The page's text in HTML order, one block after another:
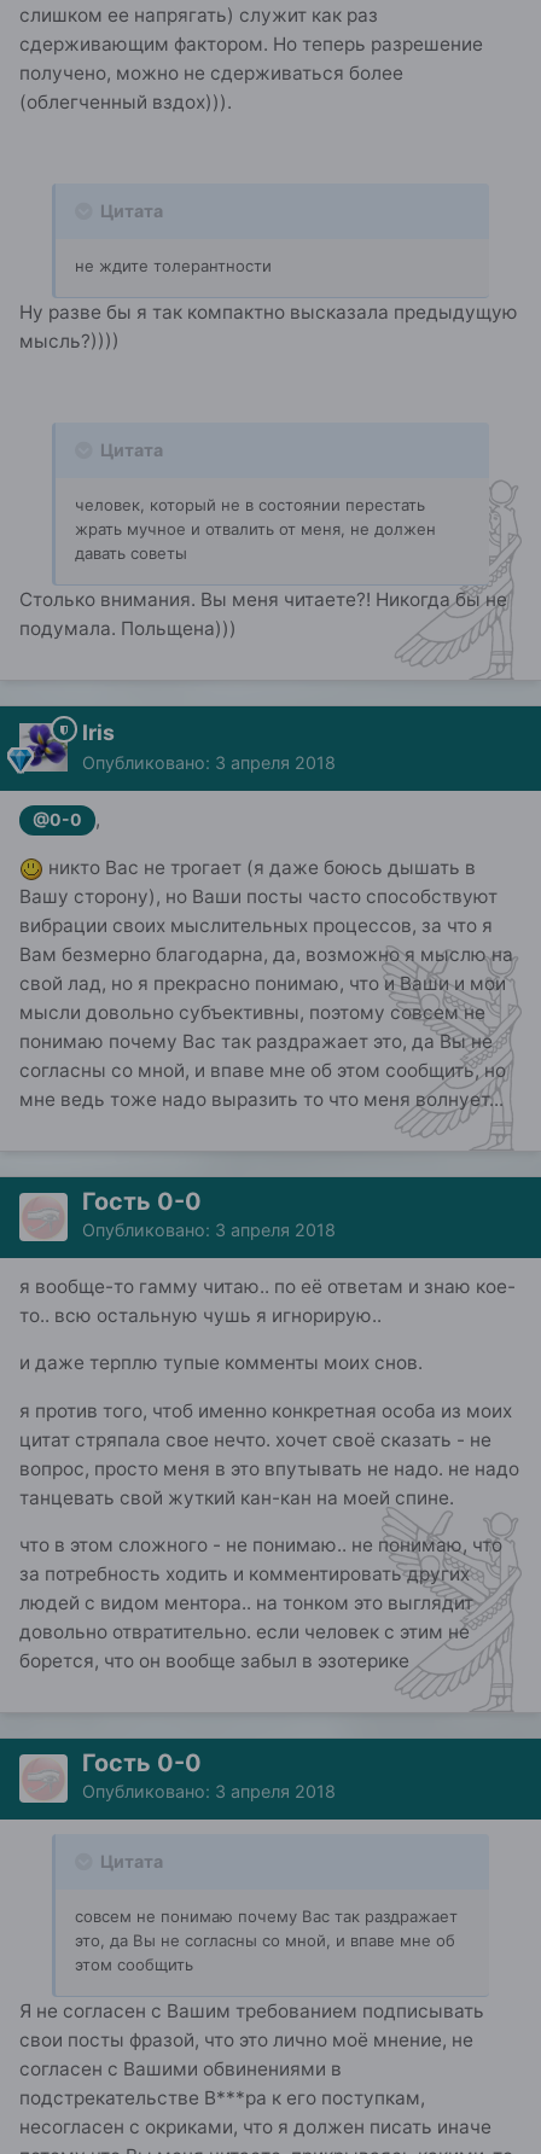
слишком ее напрягать) служит как раз
сдерживающим фактором. Но теперь разрешение
получено, можно не сдерживаться более
(облегченный вздох))).
Цитата
не ждите толерантности
Ну разве бы я так компактно высказала предыдущую
мысль?))))
Цитата
человек, который не в состоянии перестать
жрать мучное и отвалить от меня, не должен
давать советы
Столько внимания. Вы меня читаете?! Никогда бы не
подумала. Польщена)))
Iris
Опубликовано: 3 апреля 2018
@0-0 ,
никто Вас не трогает (я даже боюсь дышать в
Вашу сторону), но Ваши посты часто способствуют
вибрации своих мыслительных процессов, за что я
Вам безмерно благодарна, да, возможно я мыслю на
свой лад, но я прекрасно понимаю, что и Ваши и мои
мысли довольно субъективны, поэтому совсем не
понимаю почему Вас так раздражает это, да Вы не
согласны со мной, и впаве мне об этом сообщить, но
мне ведь тоже надо выразить то что меня волнует...
Гость 0-0
Опубликовано: 3 апреля 2018
я вообще-то гамму читаю.. по её ответам и знаю кое-
то.. всю остальную чушь я игнорирую..
и даже терплю тупые комменты моих снов.
я против того, чтоб именно конкретная особа из моих
цитат стряпала свое нечто. хочет своё сказать - не
вопрос, просто меня в это впутывать не надо. не надо
танцевать свой жуткий кан-кан на моей спине.
что в этом сложного - не понимаю.. не понимаю, что
за потребность ходить и комментировать других
людей с видом ментора.. на тонком это выглядит
довольно отвратительно. если человек с этим не
борется, что он вообще забыл в эзотерике
Гость 0-0
Опубликовано: 3 апреля 2018
Цитата
совсем не понимаю почему Вас так раздражает
это, да Вы не согласны со мной, и впаве мне об
этом сообщить
Я не согласен с Вашим требованием подписывать
свои посты фразой, что это лично моё мнение, не
согласен с Вашими обвинениями в
подстрекательстве В***ра к его поступкам,
несогласен с окриками, что я должен писать иначе